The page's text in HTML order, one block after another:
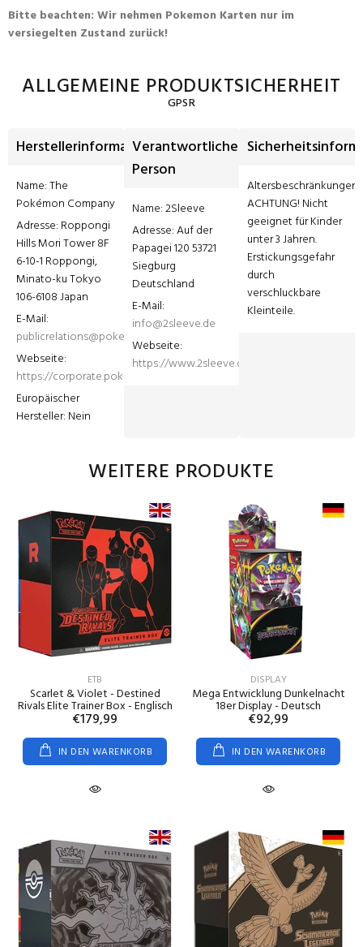
Bitte beachten: Wir nehmen Pokemon Karten nur im
versiegelten Zustand zurück!
ALLGEMEINE PRODUKTSICHERHEIT
GPSR
Herstellerinformationen
Name: The
Pokémon Company
Adresse: Roppongi
Hills Mori Tower 8F
6-10-1 Roppongi,
Minato-ku Tokyo
106-6108 Japan
publicrelations@pokemon.com
https://corporate.pokemon.co.jp/en/
Europäischer
Hersteller: Nein
Verantwortliche
Person
Name: 2Sleeve
Adresse: Auf der
Papagei 120 53721
Siegburg
Deutschland
info@2sleeve.de
https://www.2sleeve.de
Altersbeschränkungen:
ACHTUNG! Nicht
geeignet für Kinder
unter 3 Jahren.
Erstickungsgefahr
durch
verschluckbare
Kleinteile.
WEITERE PRODUKTE
ETB
Scarlet & Violet - Destined
Rivals Elite Trainer Box - Englisch
€179,99
IN DEN WARENKORB
DISPLAY
Mega Entwicklung Dunkelnacht
18er Display - Deutsch
€92,99
IN DEN WARENKORB